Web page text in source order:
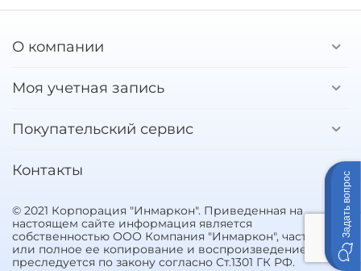
О компании
Моя учетная запись
Покупательский сервис
Контакты
© 2021 Корпорация "Инмаркон". Приведенная на
настоящем сайте информация является
собственностью ООО Компания "Инмаркон", частичное
или полное ее копирование и воспроизведение
преследуется по закону согласно Ст.1301 ГК РФ.
Задать вопрос